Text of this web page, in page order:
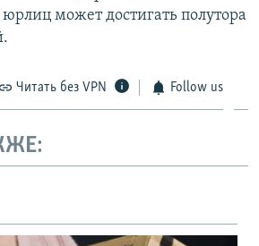
может достигать полутора
Читать без VPN Follow us